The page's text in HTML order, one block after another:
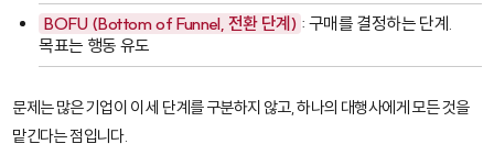
BOFU (Bottom of Funnel, 전환 단계) : 구매를 결정하는 단계.
목표는 행동 유도
문제는 많은 기업이 이 세 단계를 구분하지 않고, 하나의 대행사에게 모든 것을
맡긴다는 점입니다.